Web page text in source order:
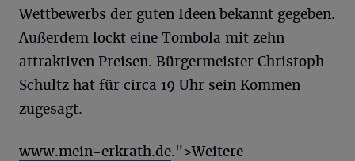
Wettbewerbs der guten Ideen bekannt gegeben.
Außerdem lockt eine Tombola mit zehn
attraktiven Preisen. Bürgermeister Christoph
Schultz hat für circa 19 Uhr sein Kommen
zugesagt.
www.mein-erkrath.de.">Weitere